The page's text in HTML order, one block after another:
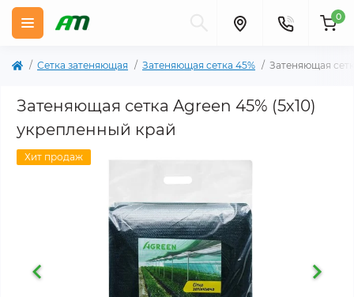
0
Сетка затеняющая Затеняющая сетка 45% Затеняющая
Затеняющая сетка Agreen 45% (5х10)
укрепленный край
Хит продаж